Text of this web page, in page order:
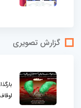
گزارش تصویری